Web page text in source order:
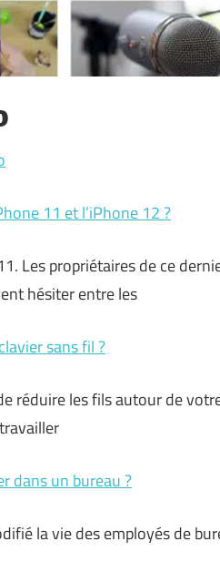
11 et l’iPhone 12 ?
Les propriétaires de ce
hésiter entre les
sans fil ?
réduire les fils autour de
dans un bureau ?
la vie des employés de